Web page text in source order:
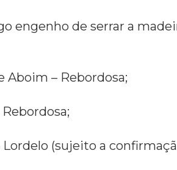
engenho de serrar a
Aboim – Rebordosa;
Lordelo (sujeito a